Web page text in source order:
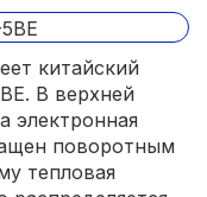
китайский
В верхней
электронная
поворотным
тепловая